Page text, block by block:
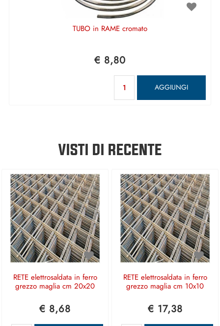
TUBO in RAME cromato
€ 8,80
AGGIUNGI
VISTI DI RECENTE
RETE elettrosaldata in ferro
grezzo maglia cm 20x20
€ 8,68
RETE elettrosaldata in ferro
grezzo maglia cm 10x10
€ 17,38